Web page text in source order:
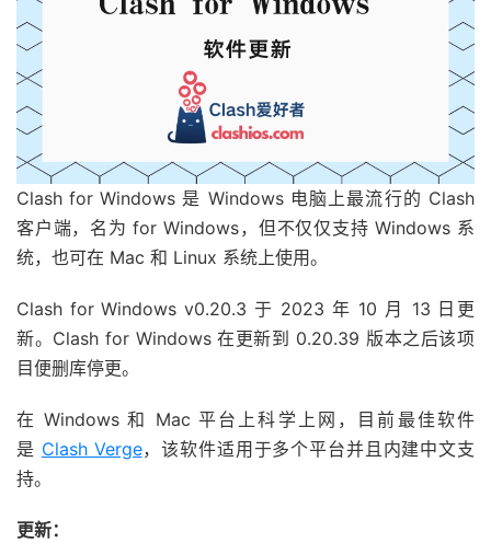
Clash for Windows 是 Windows 电脑上最流行的 Clash
客户端，名为 for Windows，但不仅仅支持 Windows 系
统，也可在 Mac 和 Linux 系统上使用。
Clash for Windows v0.20.3 于 2023 年 10 月 13 日更
新。Clash for Windows 在更新到 0.20.39 版本之后该项
目便删库停更。
在 Windows 和 Mac 平台上科学上网，目前最佳软件
是 Clash Verge，该软件适用于多个平台并且内建中文支
持。
更新：